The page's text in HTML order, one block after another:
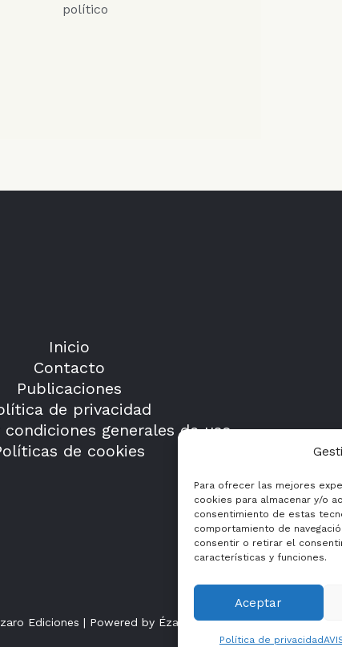
Para ofrecer las mejores
cookies para almacenar y/o
consentimiento de estas
comportamiento de
consentir o retirar el
características y funciones.
Aceptar
Política de privacidad
político
Inicio
Contacto
Publicaciones
de privacidad
condiciones generales de uso
de cookies
Ediciones | Powered by Ézaro Ediciones